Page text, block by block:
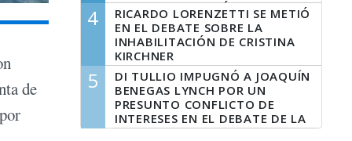
de
QUE DESCUARTIZÓ A SU
MARIDO
4
RICARDO LORENZETTI SE METIÓ
EN EL DEBATE SOBRE LA
INHABILITACIÓN DE CRISTINA
KIRCHNER
5
DI TULLIO IMPUGNÓ A JOAQUÍN
BENEGAS LYNCH POR UN
PRESUNTO CONFLICTO DE
INTERESES EN EL DEBATE DE LA
LEY DE TIERRAS